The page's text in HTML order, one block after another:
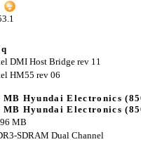
DMI Host Bridge rev 11
HM55 rev 06
MB Hyundai Electronics
MB Hyundai Electronics
MB
SDRAM Dual Channel